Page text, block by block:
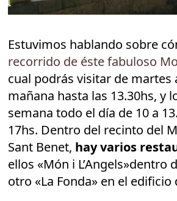
Estuvimos hablando sobre
recorrido de éste fabuloso
cual podrás visitar de martes
mañana hasta las 13.30hs, y
semana todo el día de 10 a
17hs. Dentro del recinto del
Sant Benet, hay varios
ellos «Món i L’Angels»dentro
otro «La Fonda» en el edificio